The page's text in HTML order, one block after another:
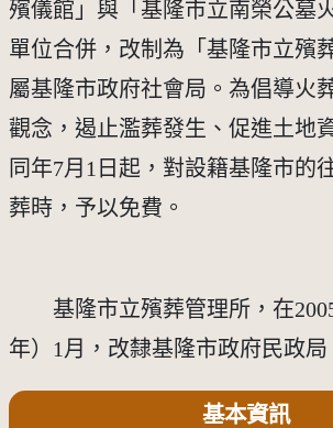
殯儀館」與「基隆市立南榮公墓
單位合併，改制為「基隆市立殯
屬基隆市政府社會局。為倡導火
觀念，遏止濫葬發生、促進土地
同年7月1日起，對設籍基隆市的
葬時，予以免費。
基隆市立殯葬管理所，在
年）1月，改隸基隆市政府民政局
基本資訊